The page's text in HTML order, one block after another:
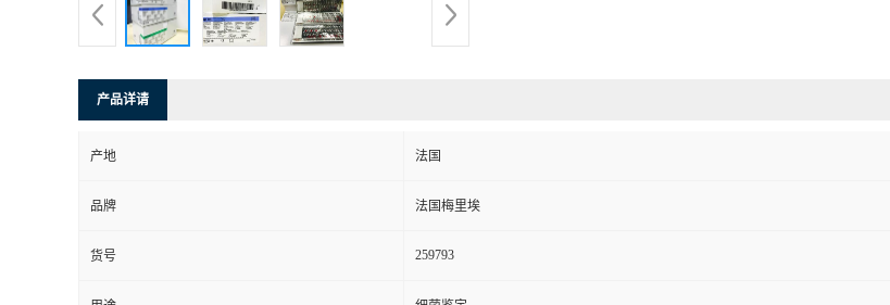
产品详请
产地 法国
品牌 法国梅里埃
货号 259793